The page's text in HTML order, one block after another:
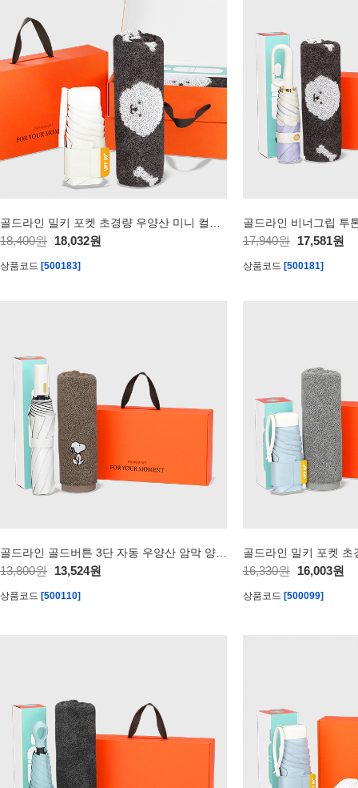
18,400원 18,032원
상품코드 [500183]
17,940원 17,581원
상품코드 [500181]
13,800원 13,524원
상품코드 [500110]
16,330원 16,003원
상품코드 [500099]